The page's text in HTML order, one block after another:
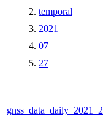
temporal
2021
07
27